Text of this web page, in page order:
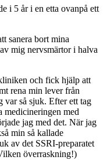
i 5 år i en etta ovanpå ett
sanera bort mina
mig nervsmärtor i halva
och fick hjälp att
rena min lever från
var så sjuk. Efter ett tag
medicineringen med
jag med det. När jag
min så kallade
av det SSRI-preparatet
överraskning!)